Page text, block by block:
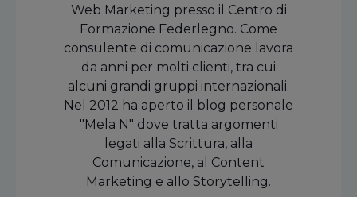
Web Marketing presso il Centro di
Formazione Federlegno. Come
consulente di comunicazione lavora
da anni per molti clienti, tra cui
alcuni grandi gruppi internazionali.
Nel 2012 ha aperto il blog personale
"Mela N" dove tratta argomenti
legati alla Scrittura, alla
Comunicazione, al Content
Marketing e allo Storytelling.